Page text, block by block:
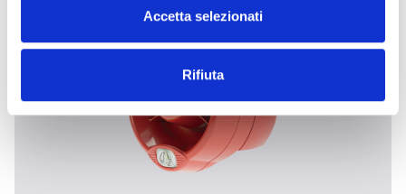
Accetta selezionati
Rifiuta